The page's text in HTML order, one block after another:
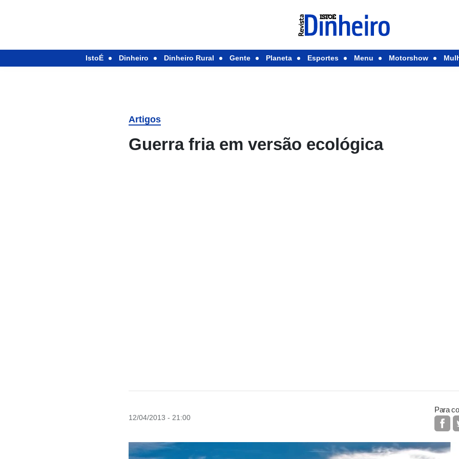
IstoÉ Dinheiro Dinheiro Rural Gente Planeta Esportes Menu Motorshow
Artigos
Guerra fria em versão ecológica
12/04/2013 - 21:00
Para